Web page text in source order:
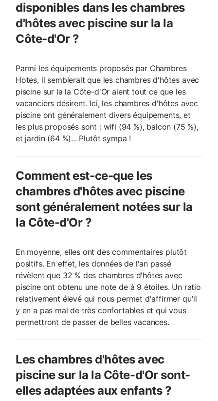
disponibles dans les chambres
d'hôtes avec piscine sur la la
Côte-d'Or ?
Parmi les équipements proposés par Chambres
Hotes, il semblerait que les chambres d'hôtes avec
piscine sur la la Côte-d'Or aient tout ce que les
vacanciers désirent. Ici, les chambres d'hôtes avec
piscine ont généralement divers équipements, et
les plus proposés sont : wifi (94 %), balcon (75 %),
et jardin (64 %)... Plutôt sympa !
Comment est-ce-que les
chambres d'hôtes avec piscine
sont généralement notées sur la
la Côte-d'Or ?
En moyenne, elles ont des commentaires plutôt
positifs. En effet, les données de l'an passé
révèlent que 32 % des chambres d'hôtes avec
piscine ont obtenu une note de à 9 étoiles. Un ratio
relativement élevé qui nous permet d'affirmer qu'il
y en a pas mal de très confortables et qui vous
permettront de passer de belles vacances.
Les chambres d'hôtes avec
piscine sur la la Côte-d'Or sont-
elles adaptées aux enfants ?